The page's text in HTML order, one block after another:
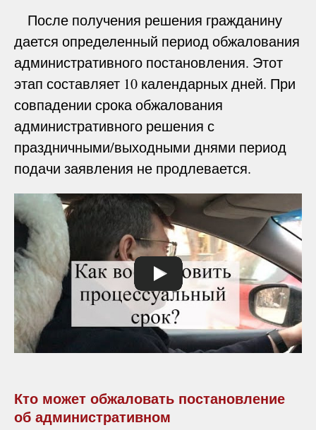
После получения решения гражданину
дается определенный период обжалования
административного постановления. Этот
этап составляет 10 календарных дней. При
совпадении срока обжалования
административного решения с
праздничными/выходными днями период
подачи заявления не продлевается.
Кто может обжаловать постановление
об административном